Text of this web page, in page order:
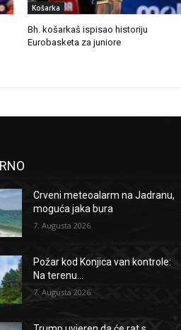
Košarka
Bh. košarkaš ispisao historiju
Eurobasketa za juniore
Crveni meteoalarm na Jadranu,
moguća jaka bura
7. Augusta 2026.
Požar kod Konjica van kontrole:
Na terenu...
7. Augusta 2026.